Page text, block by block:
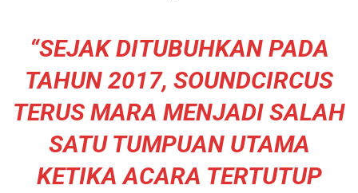
“SEJAK DITUBUHKAN PADA
TAHUN 2017, SOUNDCIRCUS
TERUS MARA MENJADI SALAH
SATU TUMPUAN UTAMA
KETIKA ACARA TERTUTUP